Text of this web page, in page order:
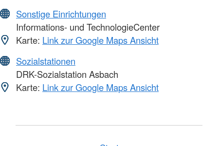
Sonstige Einrichtungen
Informations- und TechnologieCenter
Karte: Link zur Google Maps Ansicht
Sozialstationen
DRK-Sozialstation Asbach
Karte: Link zur Google Maps Ansicht